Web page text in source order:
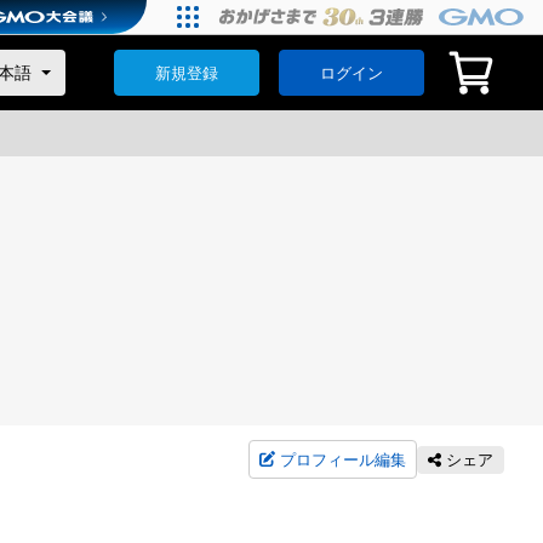
新規登録 ログイン
プロフィール編集 シェア